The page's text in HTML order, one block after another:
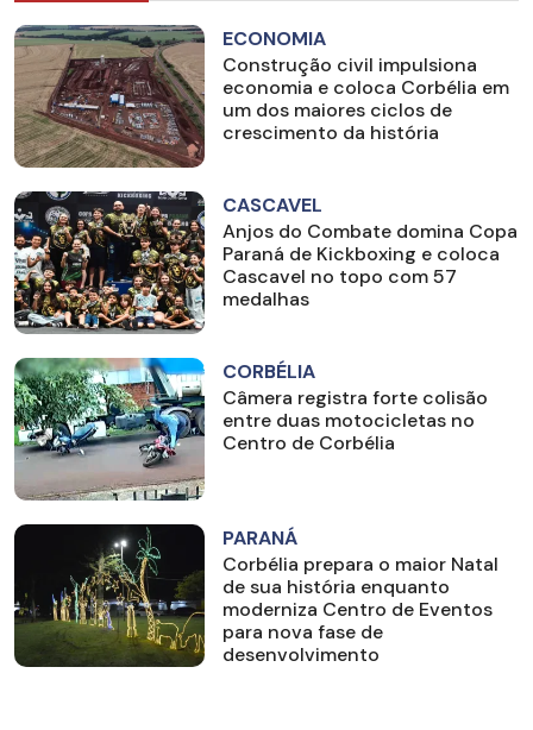
ECONOMIA
Construção civil impulsiona
economia e coloca Corbélia em
um dos maiores ciclos de
crescimento da história
CASCAVEL
Anjos do Combate domina Copa
Paraná de Kickboxing e coloca
Cascavel no topo com 57
medalhas
CORBÉLIA
Câmera registra forte colisão
entre duas motocicletas no
Centro de Corbélia
PARANÁ
Corbélia prepara o maior Natal
de sua história enquanto
moderniza Centro de Eventos
para nova fase de
desenvolvimento